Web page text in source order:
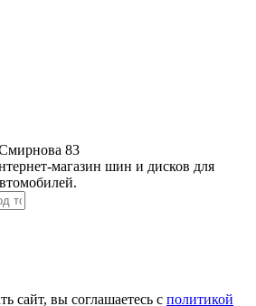
83
магазин шин и дисков для
сайт, вы соглашаетесь с политикой